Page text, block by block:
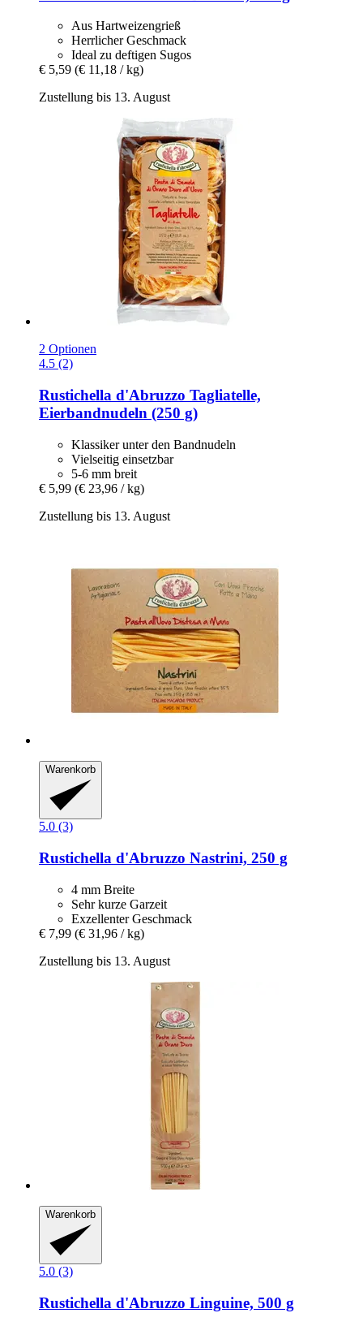
Aus Hartweizengrieß
Herrlicher Geschmack
Ideal zu deftigen Sugos
€ 5,59 (€ 11,18 / kg)
Zustellung bis 13. August
2 Optionen
4.5 (2)
Rustichella d'Abruzzo Tagliatelle,
Eierbandnudeln (250 g)
Klassiker unter den Bandnudeln
Vielseitig einsetzbar
5-6 mm breit
€ 5,99 (€ 23,96 / kg)
Zustellung bis 13. August
Warenkorb
5.0 (3)
Rustichella d'Abruzzo Nastrini, 250 g
4 mm Breite
Sehr kurze Garzeit
Exzellenter Geschmack
€ 7,99 (€ 31,96 / kg)
Zustellung bis 13. August
Warenkorb
5.0 (3)
Rustichella d'Abruzzo Linguine, 500 g